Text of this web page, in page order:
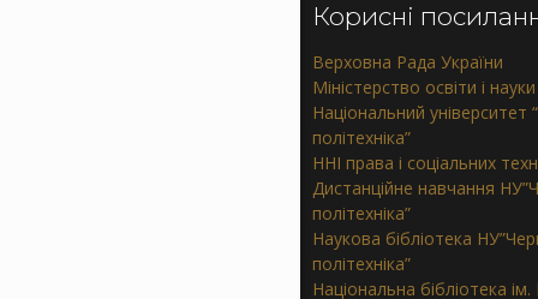
Корисні
Верховна Рада України
Міністерство освіти і
Національний університет
політехніка”
ННІ права і соціальних
Дистанційне навчання
політехніка”
Наукова бібліотека
політехніка”
Національна бібліотека ім.